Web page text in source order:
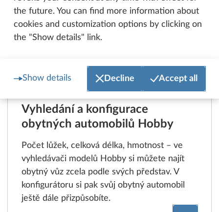
the future. You can find more information about
cookies and customization options by clicking on
the "Show details" link.
Show details Decline Accept all
konfigurace
Vyhledání a konfigurace
obytných automobilů Hobby
Počet lůžek, celková délka, hmotnost – ve
vyhledávači modelů Hobby si můžete najít
obytný vůz zcela podle svých představ. V
konfigurátoru si pak svůj obytný automobil
ještě dále přizpůsobíte.